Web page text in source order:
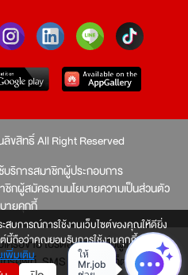
บการณ์การใช้งานเว็บไซต์ของคุณให้ดียิ่ง
นี้ถือว่าคุณยอมรับการใช้งานคุกกี้
พิ่มเติม
ขสิทธิ์ All Right Reserved
บริการสมาชิกผู้ประกอบการ
ชิกผู้สมัครงานนโยบายความเป็นส่วนตัว
ายคุกกี้
ครือข่าย โปรดอย่าหลงเชื่อผู้แอบอ้าง และ
ทรศัพท์, SMS หรือทางใดก็ตาม จะถูก